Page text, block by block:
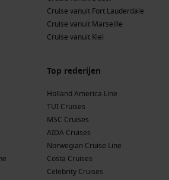
rondom Lombok, Indonesië
biedt de kans om verschillende
regio omvat enkele van de mooiste en
ter wereld, van Thailand tot
en avonturiers.
eilanden heeft Indonesië een
en cultuur. Bezoek Bali,
ervaringen.
: Deze regio is beroemd om
Cruise vanuit Fort Lauderdale
Cruise vanuit Marseille
Cruise vanuit Kiel
Top rederijen
Holland America Line
TUI Cruises
MSC Cruises
AIDA Cruises
Norwegian Cruise Line
Costa Cruises
Celebrity Cruises